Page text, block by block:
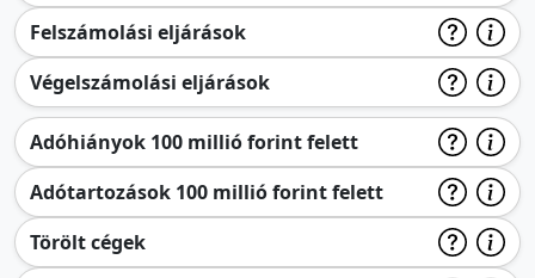
Felszámolási eljárások
Végelszámolási eljárások
Adóhiányok 100 millió forint felett
Adótartozások 100 millió forint felett
Törölt cégek